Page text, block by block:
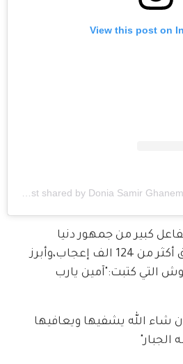
View this post on
A post shared by Donia Samir Ghanem (@donia.samir.ghanem)
كبير من جمهور دنيا
وأصدقائها النجوم  فحقق أكثر من 124 الف إعجاب،وأبرز
التي كتبت:"آمين يارب
شاء الله يشفيها ويعافيها